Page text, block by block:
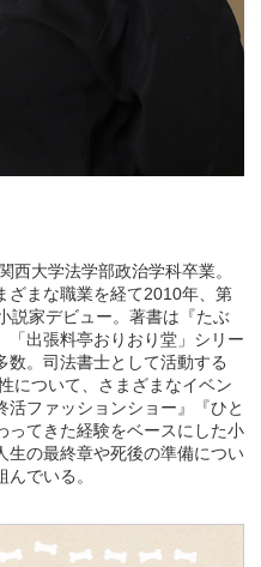
西大学法学部政治学科卒業。
ざまな職業を経て2010年、第
説家デビュー。著書は『たぶ
「出張料亭おりおり堂」シリー
数。司法書士として活動する
について、さまざまなイベン
活ファッションショー』『ひと
ってきた経験をベースにした小
生の最終章や死後の準備につい
でいる。